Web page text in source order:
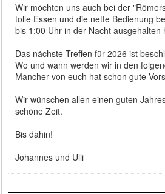
Wir möchten uns auch bei der
tolle Essen und die nette Bedienung
bis 1:00 Uhr in der Nacht ausgehalten
Das nächste Treffen für 2026 ist
Wo und wann werden wir in den
Mancher von euch hat schon gute
Wir wünschen allen einen guten
schöne Zeit.
Bis dahin!
Johannes und Ulli